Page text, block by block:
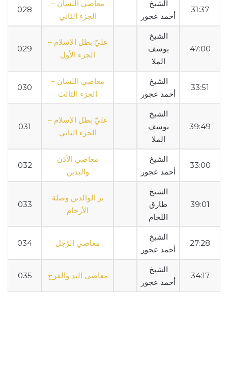
028
معاصي اللسان –
الجزء الثاني
الشيخ
أحمد عجور
31:37
029
عليّ بطل الإسلام –
الجزء الأول
الشيخ
يوسف
الملا
47:00
030
معاصي اللسان –
الجزء الثالث
الشيخ
أحمد عجور
33:51
031
عليّ بطل الإسلام –
الجزء الثاني
الشيخ
يوسف
الملا
39:49
032
معاصي الأذن
واليدين
الشيخ
أحمد عجور
33:00
033
بر الوالدين وصلة
الأرحام
الشيخ
طارق
اللحام
39:01
034 معاصي الرّجل
الشيخ
أحمد عجور
27:28
035 معاصي اليد والفرج
الشيخ
أحمد عجور
34:17